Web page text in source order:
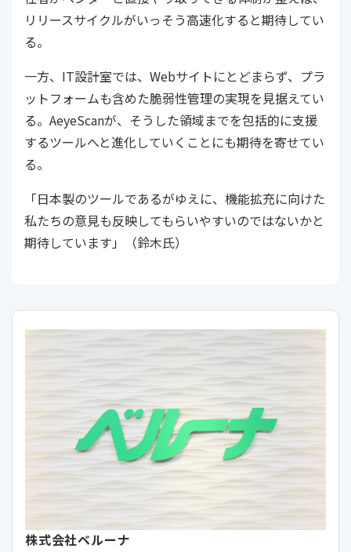
リリースサイクルがいっそう高速化すると期待してい
る。
一方、IT設計室では、Webサイトにとどまらず、プラ
ットフォームも含めた脆弱性管理の実現を見据えてい
る。AeyeScanが、そうした領域までを包括的に支援
するツールへと進化していくことにも期待を寄せてい
る。
「日本製のツールであるがゆえに、機能拡充に向けた
私たちの意見も反映してもらいやすいのではないかと
期待しています」（鈴木氏）
株式会社ベルーナ